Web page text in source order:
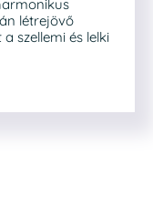
létrejövő
szellemi és lelki